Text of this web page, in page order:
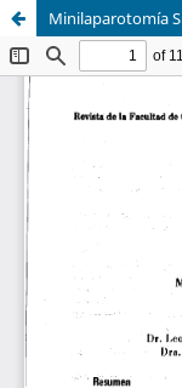
Minilaparotomía